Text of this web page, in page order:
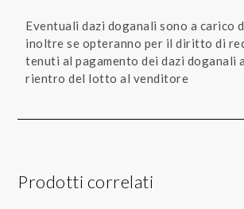
Eventuali dazi doganali sono a carico
inoltre se opteranno per il diritto di
tenuti al pagamento dei dazi doganali
rientro del lotto al venditore
Prodotti correlati